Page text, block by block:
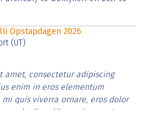
Opstapdagen 2026
(UT)
amet, consectetur adipiscing
enim in eros elementum
mi quis viverra ornare, eros dolor
diam libero vitae erat.